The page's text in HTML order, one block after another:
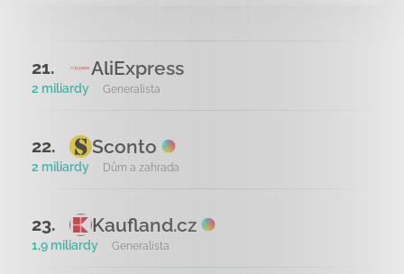
21. AliExpress
2 miliardy Generalista
22. Sconto
2 miliardy Dům a zahrada
23. Kaufland.cz
1,9 miliardy Generalista